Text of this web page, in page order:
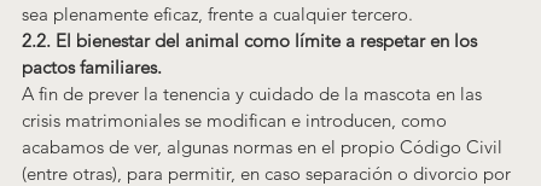
sea plenamente eficaz, frente a cualquier tercero.
2.2. El bienestar del animal como límite a respetar en los
pactos familiares.
A fin de prever la tenencia y cuidado de la mascota en las
crisis matrimoniales se modifican e introducen, como
acabamos de ver, algunas normas en el propio Código Civil
(entre otras), para permitir, en caso separación o divorcio por